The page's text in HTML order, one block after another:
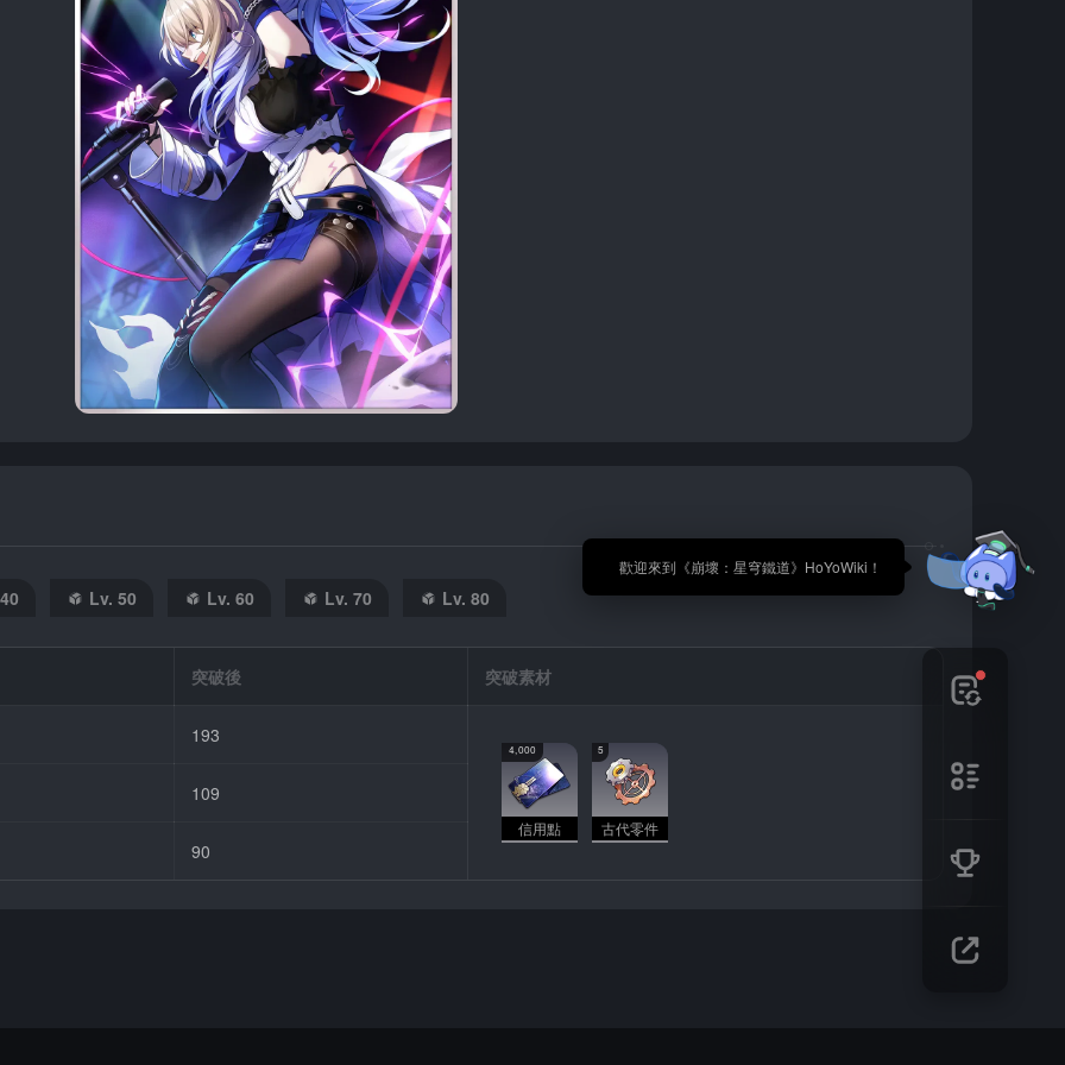
🎉 歡迎來到《崩壞：星穹鐵道》HoYoWiki！
Lv. 50 Lv. 60 Lv. 70 Lv. 80
突破後 突破素材
193
4,000
信用點
5
古代零件
109
90